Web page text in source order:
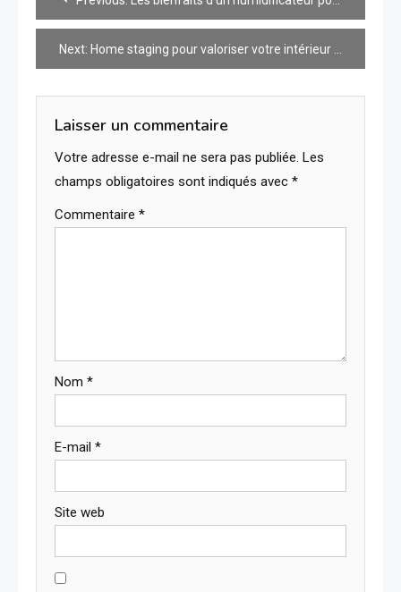
de
l’article
Next: Home staging pour valoriser votre intérieur en 2026
Laisser un commentaire
Votre adresse e-mail ne sera pas publiée. Les
champs obligatoires sont indiqués avec *
Commentaire *
Nom *
E-mail *
Site web